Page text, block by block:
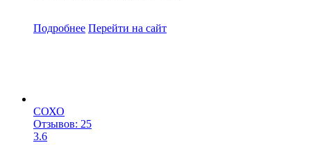
Подробнее Перейти на сайт
СОХО
Отзывов: 25
3.6